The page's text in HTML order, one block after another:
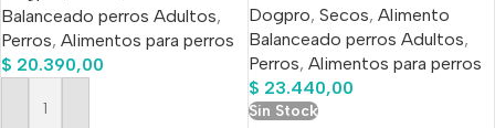
Balanceado perros Adultos,
Perros, Alimentos para perros
$ 20.390,00
Añadir Al Carrito
Dogpro, Secos, Alimento
Balanceado perros Adultos,
Perros, Alimentos para perros
$ 23.440,00
Sin Stock